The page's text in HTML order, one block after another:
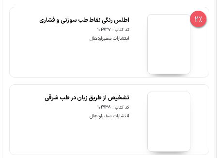
2% اطلس رنگی نقاط طب سوزنی و فشاری
کد کتاب : 104937
انتشارات سفیراردهال
تشخیص از طریق زبان در طب شرقی
کد کتاب : 104938
انتشارات سفیراردهال